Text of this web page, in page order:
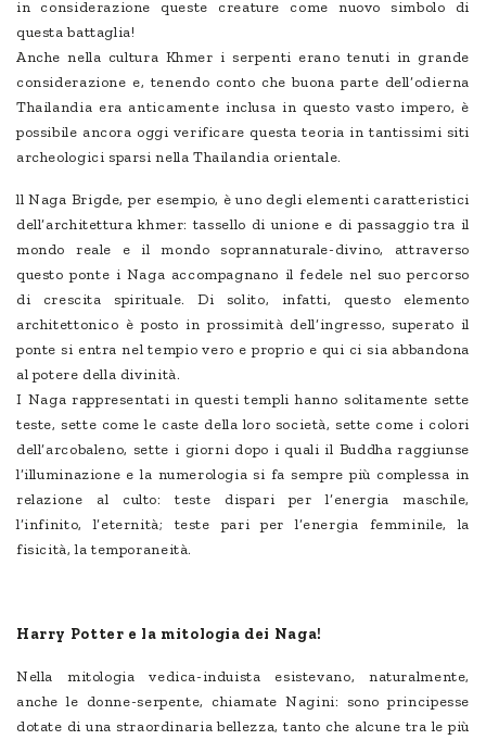
in considerazione queste creature come nuovo simbolo di
questa battaglia!
Anche nella cultura Khmer i serpenti erano tenuti in grande
considerazione e, tenendo conto che buona parte dell’odierna
Thailandia era anticamente inclusa in questo vasto impero, è
possibile ancora oggi verificare questa teoria in tantissimi siti
archeologici sparsi nella Thailandia orientale.
ll Naga Brigde, per esempio, è uno degli elementi caratteristici
dell’architettura khmer: tassello di unione e di passaggio tra il
mondo reale e il mondo soprannaturale-divino, attraverso
questo ponte i Naga accompagnano il fedele nel suo percorso
di crescita spirituale. Di solito, infatti, questo elemento
architettonico è posto in prossimità dell’ingresso, superato il
ponte si entra nel tempio vero e proprio e qui ci sia abbandona
al potere della divinità.
I Naga rappresentati in questi templi hanno solitamente sette
teste, sette come le caste della loro società, sette come i colori
dell’arcobaleno, sette i giorni dopo i quali il Buddha raggiunse
l’illuminazione e la numerologia si fa sempre più complessa in
relazione al culto: teste dispari per l’energia maschile,
l’infinito, l’eternità; teste pari per l’energia femminile, la
fisicità, la temporaneità.
Harry Potter e la mitologia dei Naga!
Nella mitologia vedica-induista esistevano, naturalmente,
anche le donne-serpente, chiamate Nagini: sono principesse
dotate di una straordinaria bellezza, tanto che alcune tra le più